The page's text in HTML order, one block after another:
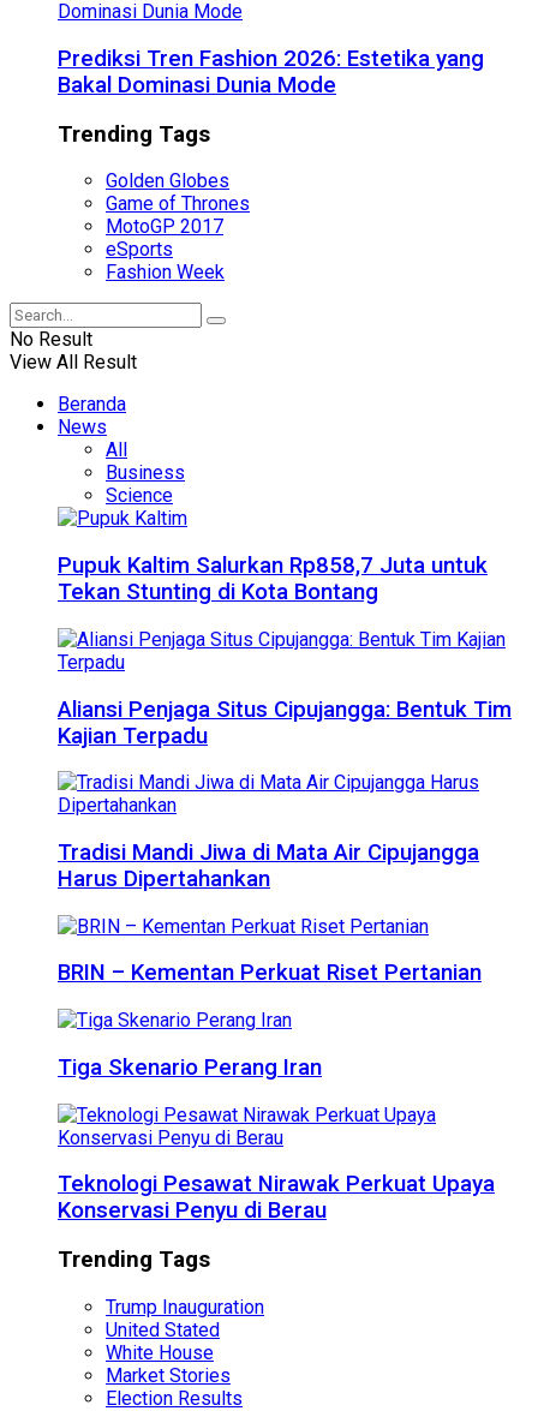
Prediksi Tren Fashion 2026: Estetika yang
Bakal Dominasi Dunia Mode
Trending Tags
Golden Globes
Game of Thrones
MotoGP 2017
eSports
Fashion Week
No Result
View All Result
Beranda
News
All
Business
Science
Pupuk Kaltim Salurkan Rp858,7 Juta untuk
Tekan Stunting di Kota Bontang
Aliansi Penjaga Situs Cipujangga: Bentuk Tim
Kajian Terpadu
Tradisi Mandi Jiwa di Mata Air Cipujangga
Harus Dipertahankan
BRIN – Kementan Perkuat Riset Pertanian
Tiga Skenario Perang Iran
Teknologi Pesawat Nirawak Perkuat Upaya
Konservasi Penyu di Berau
Trending Tags
Trump Inauguration
United Stated
White House
Market Stories
Election Results